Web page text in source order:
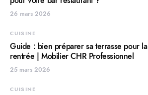
26 mars 2026
CUISINE
Guide : bien préparer sa terrasse pour la
rentrée | Mobilier CHR Professionnel
25 mars 2026
CUISINE